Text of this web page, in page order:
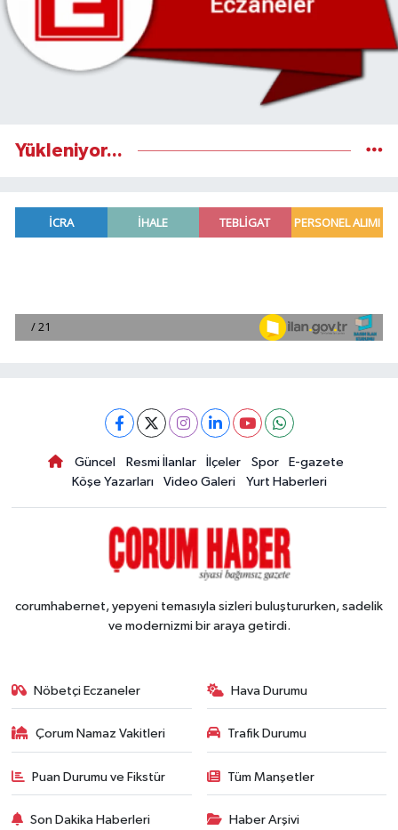
Yükleniyor...
Güncel Resmi İlanlar İlçeler Spor
E-gazete
Köşe Yazarları
Video Galeri Yurt Haberleri
corumhabernet, yepyeni temasıyla sizleri buluştururken, sadelik
ve modernizmi bir araya getirdi.
Nöbetçi Eczaneler Hava Durumu
Çorum Namaz Vakitleri Trafik Durumu
Puan Durumu ve Fikstür Tüm Manşetler
Son Dakika Haberleri Haber Arşivi